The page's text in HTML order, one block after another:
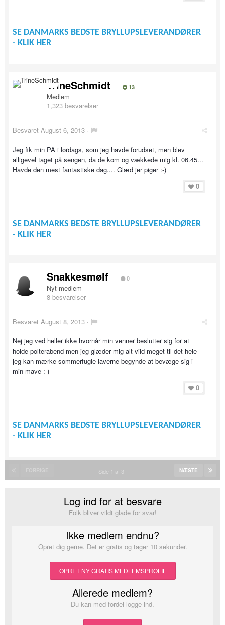
SE DANMARKS BEDSTE BRYLLUPSLEVERANDØRER
- KLIK HER
TrineSchmidt 13
Medlem
1,323 besvarelser
Besvaret August 6, 2013 ·
Jeg fik min PA i lørdags, som jeg havde forudset, men blev
alligevel taget på sengen, da de kom og vækkede mig kl. 06.45...
Havde den mest fantastiske dag.... Glæd jer piger :-)
0
SE DANMARKS BEDSTE BRYLLUPSLEVERANDØRER
- KLIK HER
Snakkesmølf 0
Nyt medlem
8 besvarelser
Besvaret August 8, 2013 ·
Nej jeg ved heller ikke hvornår min venner beslutter sig for at
holde polterabend men jeg glæder mig alt vild meget til det hele
jeg kan mærke sommerfugle laverne begynde at bevæge sig i
min mave :-)
0
SE DANMARKS BEDSTE BRYLLUPSLEVERANDØRER
- KLIK HER
NÆSTE
Side 1 af 3
Log ind for at besvare
Folk bliver vildt glade for svar!
Ikke medlem endnu?
Opret dig gerne. Det er gratis og tager 10 sekunder.
OPRET NY GRATIS MEDLEMSPROFIL
Allerede medlem?
Du kan med fordel logge ind.